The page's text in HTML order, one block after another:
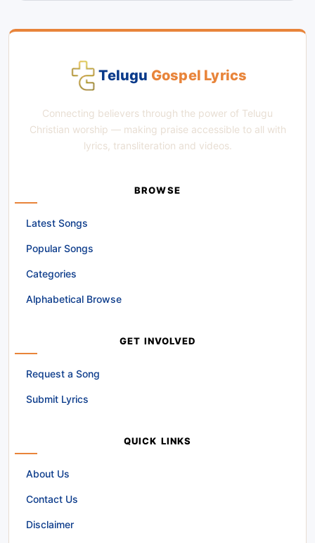
Telugu Gospel Lyrics
Connecting believers through the power of Telugu
Christian worship — making praise accessible to all with
lyrics, transliteration and videos.
BROWSE
Latest Songs
Popular Songs
Categories
Alphabetical Browse
GET INVOLVED
Request a Song
Submit Lyrics
QUICK LINKS
About Us
Contact Us
Disclaimer